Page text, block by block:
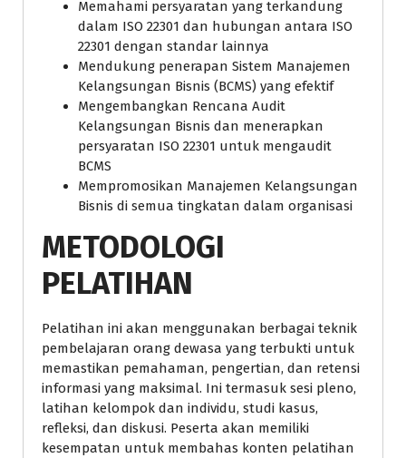
Memahami persyaratan yang terkandung
dalam ISO 22301 dan hubungan antara ISO
22301 dengan standar lainnya
Mendukung penerapan Sistem Manajemen
Kelangsungan Bisnis (BCMS) yang efektif
Mengembangkan Rencana Audit
Kelangsungan Bisnis dan menerapkan
persyaratan ISO 22301 untuk mengaudit
BCMS
Mempromosikan Manajemen Kelangsungan
Bisnis di semua tingkatan dalam organisasi
METODOLOGI
PELATIHAN
Pelatihan ini akan menggunakan berbagai teknik
pembelajaran orang dewasa yang terbukti untuk
memastikan pemahaman, pengertian, dan retensi
informasi yang maksimal. Ini termasuk sesi pleno,
latihan kelompok dan individu, studi kasus,
refleksi, dan diskusi. Peserta akan memiliki
kesempatan untuk membahas konten pelatihan